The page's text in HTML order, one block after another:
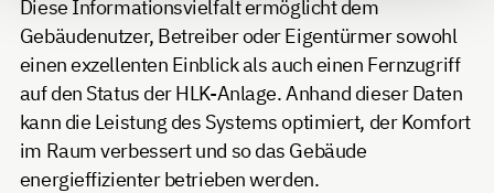
Diese Informationsvielfalt ermöglicht dem
Gebäudenutzer, Betreiber oder Eigentürmer sowohl
einen exzellenten Einblick als auch einen Fernzugriff
auf den Status der HLK-Anlage. Anhand dieser Daten
kann die Leistung des Systems optimiert, der Komfort
im Raum verbessert und so das Gebäude
energieffizienter betrieben werden.